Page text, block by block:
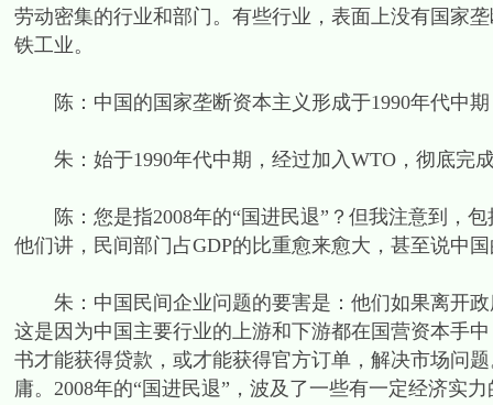
劳动密集的行业和部门。有些行业，表面上没有国家
铁工业。
陈：中国的国家垄断资本主义形成于1990年代中期
朱：始于1990年代中期，经过加入WTO，彻底完成
陈：您是指2008年的“国进民退”？但我注意到，包
他们讲，民间部门占GDP的比重愈来愈大，甚至说中
朱：中国民间企业问题的要害是：他们如果离开政
这是因为中国主要行业的上游和下游都在国营资本手
书才能获得贷款，或才能获得官方订单，解决市场问
庸。2008年的“国进民退”，波及了一些有一定经济实